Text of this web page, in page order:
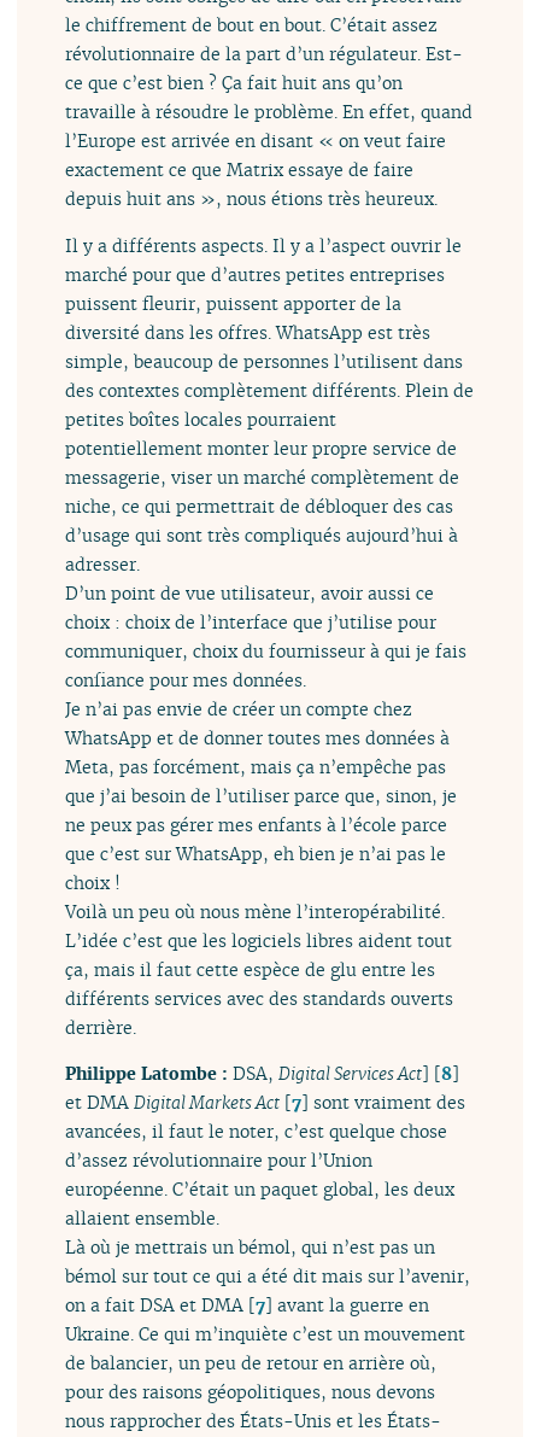
le chiffrement de bout en bout. C’était assez
révolutionnaire de la part d’un régulateur. Est-
ce que c’est bien ? Ça fait huit ans qu’on
travaille à résoudre le problème. En effet, quand
l’Europe est arrivée en disant « on veut faire
exactement ce que Matrix essaye de faire
depuis huit ans », nous étions très heureux.
Il y a différents aspects. Il y a l’aspect ouvrir le
marché pour que d’autres petites entreprises
puissent fleurir, puissent apporter de la
diversité dans les offres. WhatsApp est très
simple, beaucoup de personnes l’utilisent dans
des contextes complètement différents. Plein de
petites boîtes locales pourraient
potentiellement monter leur propre service de
messagerie, viser un marché complètement de
niche, ce qui permettrait de débloquer des cas
d’usage qui sont très compliqués aujourd’hui à
adresser.
D’un point de vue utilisateur, avoir aussi ce
choix : choix de l’interface que j’utilise pour
communiquer, choix du fournisseur à qui je fais
confiance pour mes données.
Je n’ai pas envie de créer un compte chez
WhatsApp et de donner toutes mes données à
Meta, pas forcément, mais ça n’empêche pas
que j’ai besoin de l’utiliser parce que, sinon, je
ne peux pas gérer mes enfants à l’école parce
que c’est sur WhatsApp, eh bien je n’ai pas le
choix !
Voilà un peu où nous mène l’interopérabilité.
L’idée c’est que les logiciels libres aident tout
ça, mais il faut cette espèce de glu entre les
différents services avec des standards ouverts
derrière.
Philippe Latombe :DSA,Digital Services Act] [8]
et DMADigital Markets Act [7] sont vraiment des
avancées, il faut le noter, c’est quelque chose
d’assez révolutionnaire pour l’Union
européenne. C’était un paquet global, les deux
allaient ensemble.
Là où je mettrais un bémol, qui n’est pas un
bémol sur tout ce qui a été dit mais sur l’avenir,
on a fait DSA et DMA [7] avant la guerre en
Ukraine. Ce qui m’inquiète c’est un mouvement
de balancier, un peu de retour en arrière où,
pour des raisons géopolitiques, nous devons
nous rapprocher des États-Unis et les États-